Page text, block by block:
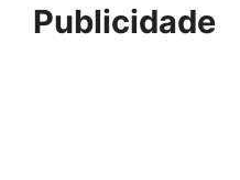
Publicidade